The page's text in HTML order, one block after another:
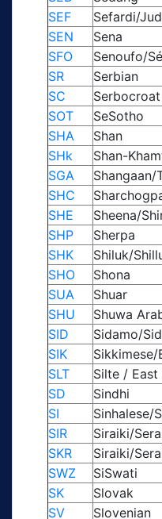
SEF
Sefardi/
SEN
Sena
SFO
Senoufo/
SR
Serbian
SC
Serbocroat
SOT
SeSotho
SHA
Shan
SHk
Shan-
SGA
Shangaan/
SHC
SHE
Sheena/
SHP
Sherpa
SHK
Shiluk/
SHO
Shona
SUA
Shuar
SHU
Shuwa
SID
Sidamo/
SIK
Sikkimese/
SLT
Silte / East
SD
Sindhi
SI
Sinhalese/
SIR
Siraiki/
SKR
Siraiki/
SWZ
SiSwati
SK
Slovak
SV
Slovenian